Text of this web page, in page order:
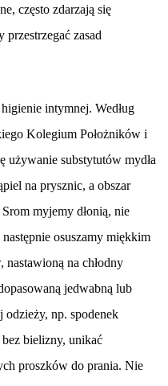
często zdarzają się
zasad
intymnej. Według
Kolegium Położników i
używanie substytutów mydła
na prysznic, a obszar
myjemy dłonią, nie
osuszamy miękkim
nastawioną na chłodny
jedwabną lub
odzieży, np. spodenek
bielizny, unikać
proszków do prania. Nie